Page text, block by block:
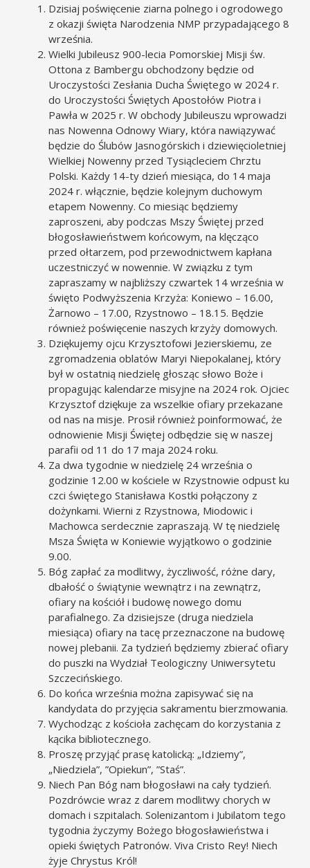
Dzisiaj poświęcenie ziarna polnego i ogrodowego
z okazji święta Narodzenia NMP przypadającego 8
września.
Wielki Jubileusz 900-lecia Pomorskiej Misji św.
Ottona z Bambergu obchodzony będzie od
Uroczystości Zesłania Ducha Świętego w 2024 r.
do Uroczystości Świętych Apostołów Piotra i
Pawła w 2025 r. W obchody Jubileuszu wprowadzi
nas Nowenna Odnowy Wiary, która nawiązywać
będzie do Ślubów Jasnogórskich i dziewięcioletniej
Wielkiej Nowenny przed Tysiącleciem Chrztu
Polski. Każdy 14-ty dzień miesiąca, do 14 maja
2024 r. włącznie, będzie kolejnym duchowym
etapem Nowenny. Co miesiąc będziemy
zaproszeni, aby podczas Mszy Świętej przed
błogosławieństwem końcowym, na klęcząco
przed ołtarzem, pod przewodnictwem kapłana
uczestniczyć w nowennie. W związku z tym
zapraszamy w najbliższy czwartek 14 września w
święto Podwyższenia Krzyża: Koniewo – 16.00,
Żarnowo – 17.00, Rzystnowo – 18.15. Będzie
również poświęcenie naszych krzyży domowych.
Dziękujemy ojcu Krzysztofowi Jezierskiemu, ze
zgromadzenia oblatów Maryi Niepokalanej, który
był w ostatnią niedzielę głosząc słowo Boże i
propagując kalendarze misyjne na 2024 rok. Ojciec
Krzysztof dziękuje za wszelkie ofiary przekazane
od nas na misje. Prosił również poinformować, że
odnowienie Misji Świętej odbędzie się w naszej
parafii od 11 do 17 maja 2024 roku.
Za dwa tygodnie w niedzielę 24 września o
godzinie 12.00 w kościele w Rzystnowie odpust ku
czci świętego Stanisława Kostki połączony z
dożynkami. Wierni z Rzystnowa, Miodowic i
Machowca serdecznie zapraszają. W tę niedzielę
Msza Święta w Koniewie wyjątkowo o godzinie
9.00.
Bóg zapłać za modlitwy, życzliwość, różne dary,
dbałość o świątynie wewnątrz i na zewnątrz,
ofiary na kościół i budowę nowego domu
parafialnego. Za dzisiejsze (druga niedziela
miesiąca) ofiary na tacę przeznaczone na budowę
nowej plebanii. Za tydzień będziemy zbierać ofiary
do puszki na Wydział Teologiczny Uniwersytetu
Szczecińskiego.
Do końca września można zapisywać się na
kandydata do przyjęcia sakramentu bierzmowania.
Wychodząc z kościoła zachęcam do korzystania z
kącika bibliotecznego.
Proszę przyjąć prasę katolicką: „Idziemy”,
„Niedziela”, ”Opiekun”, ”Staś”.
Niech Pan Bóg nam błogosławi na cały tydzień.
Pozdrówcie wraz z darem modlitwy chorych w
domach i szpitalach. Solenizantom i Jubilatom tego
tygodnia życzymy Bożego błogosławieństwa i
opieki świętych Patronów. Viva Cristo Rey! Niech
żyje Chrystus Król!